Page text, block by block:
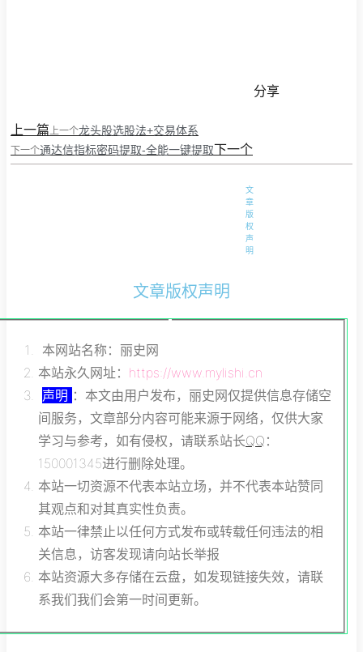
分享
上一篇上一个龙头股选股法+交易体系
下一个通达信指标密码提取-全能一键提取下一个
文
章
版
权
声
明
文章版权声明
本网站名称：丽史网
本站永久网址： https://www.mylishi.cn
声明 ：本文由用户发布，丽史网仅提供信息存储空
间服务，文章部分内容可能来源于网络，仅供大家
学习与参考，如有侵权，请联系站长QQ ：
150001345进行删除处理。
本站一切资源不代表本站立场，并不代表本站赞同
其观点和对其真实性负责。
本站一律禁止以任何方式发布或转载任何违法的相
关信息，访客发现请向站长举报
本站资源大多存储在云盘，如发现链接失效，请联
系我们我们会第一时间更新。